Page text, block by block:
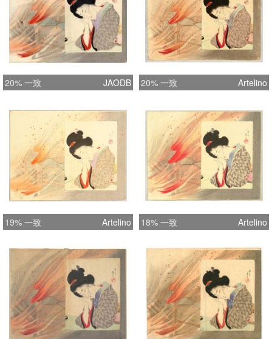
20% 一致 JAODB 20% 一致 Artelino
19% 一致 Artelino 18% 一致 Artelino